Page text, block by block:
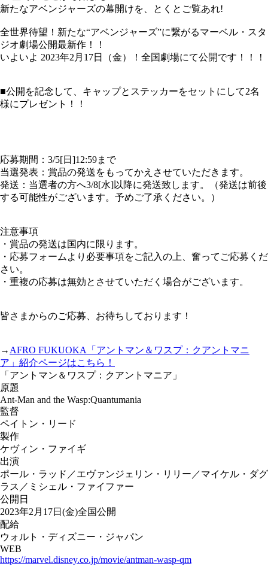
新たなアベンジャーズの幕開けを、とくとご覧あれ!
全世界待望！新たな“アベンジャーズ”に繋がるマーベル・スタ
ジオ劇場公開最新作！！
いよいよ 2023年2月17日（金）！全国劇場にて公開です！！！
■公開を記念して、キャップとステッカーをセットにして2名
様にプレゼント！！
応募期間：3/5[日]12:59まで
当選発表：賞品の発送をもってかえさせていただきます。
発送：当選者の方へ3/8[水]以降に発送致します。（発送は前後
する可能性がございます。予めご了承ください。）
注意事項
・賞品の発送は国内に限ります。
・応募フォームより必要事項をご記入の上、奮ってご応募くだ
さい。
・重複の応募は無効とさせていただく場合がございます。
皆さまからのご応募、お待ちしております！
→ AFRO FUKUOKA「アントマン＆ワスプ：クアントマニ
ア」紹介ページはこちら！
「アントマン＆ワスプ：クアントマニア」
原題
Ant-Man and the Wasp:Quantumania
監督
ペイトン・リード
製作
ケヴィン・ファイギ
出演
ポール・ラッド／エヴァンジェリン・リリー／マイケル・ダグ
ラス／ミシェル・ファイファー
公開日
2023年2月17日(金)全国公開
配給
ウォルト・ディズニー・ジャパン
WEB
https://marvel.disney.co.jp/movie/antman-wasp-qm